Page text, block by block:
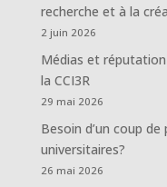
recherche et à la
2 juin 2026
Médias et réputation
la CCI3R
29 mai 2026
Besoin d’un coup
universitaires?
26 mai 2026